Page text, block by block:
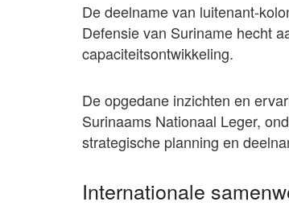
De deelname van luitenant-
Defensie van Suriname hecht
capaciteitsontwikkeling.
De opgedane inzichten en
Surinaams Nationaal Leger,
strategische planning en
Internationale